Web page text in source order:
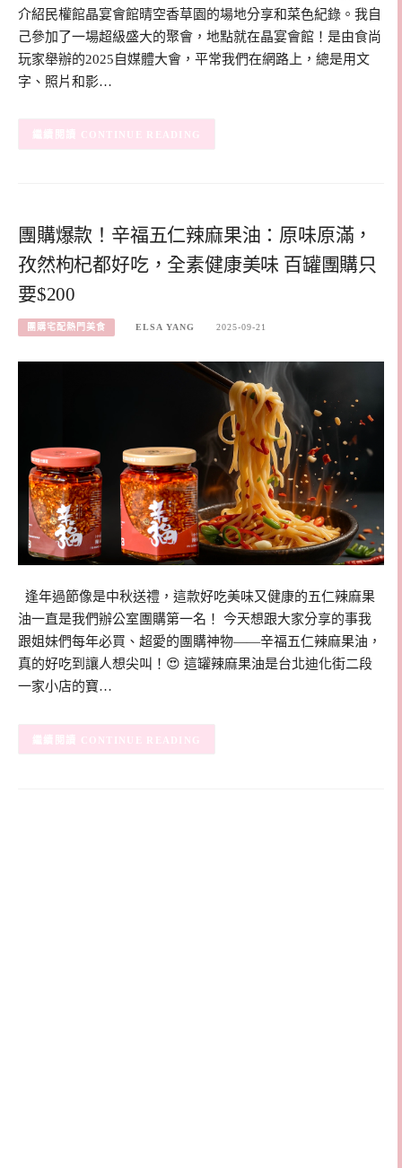
介紹民權館晶宴會館晴空香草園的場地分享和菜色紀錄。我自
己參加了一場超級盛大的聚會，地點就在晶宴會館！是由食尚
玩家舉辦的2025自媒體大會，平常我們在網路上，總是用文
字、照片和影…
CONTINUE READING
團購爆款！辛福五仁辣麻果油：原味原滿，
孜然枸杞都好吃，全素健康美味 百罐團購只
要$200
團購宅配熱門美食 ELSA YANG 2025-09-21
逢年過節像是中秋送禮，這款好吃美味又健康的五仁辣麻果
油一直是我們辦公室團購第一名！ 今天想跟大家分享的事我
跟姐妹們每年必買、超愛的團購神物——辛福五仁辣麻果油，
真的好吃到讓人想尖叫！😍 這罐辣麻果油是台北迪化街二段
一家小店的寶…
CONTINUE READING